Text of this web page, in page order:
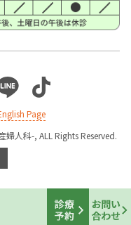
TikTok
Page
人科-, ALL Rights Reserved.